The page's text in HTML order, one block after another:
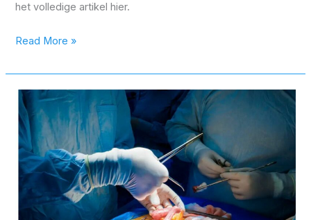
het volledige artikel hier.
Read More »
Près
de
6
Belges
sur
10
souhaitent